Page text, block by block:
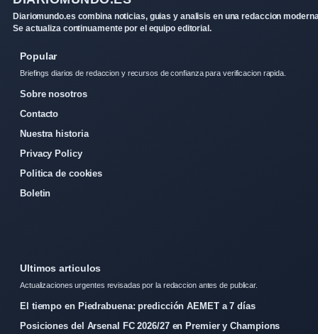
Diariomundo.es combina noticias, guias y analisis en una redaccion
Se actualiza continuamente por el equipo editorial.
Popular
Briefings diarios de redaccion y recursos de confianza para verificacion rapida.
Sobre nosotros
Contacto
Nuestra historia
Privacy Policy
Politica de cookies
Boletin
Ultimos articulos
Actualizaciones urgentes revisadas por la redaccion antes de publicar.
El tiempo en Piedrabuena: predicción AEMET a 7 días
Posiciones del Arsenal FC 2026/27 en Premier y Champions